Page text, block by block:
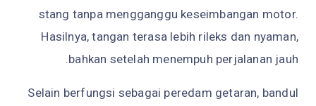
stang tanpa mengganggu keseimbangan motor.
Hasilnya, tangan terasa lebih rileks dan nyaman,
bahkan setelah menempuh perjalanan jauh.
Selain berfungsi sebagai peredam getaran, bandul